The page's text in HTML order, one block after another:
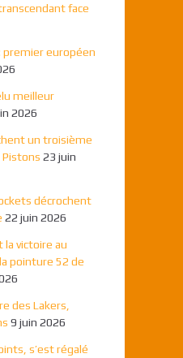
face
premier européen
meilleur
2026
un troisième
Pistons 23 juin
décrochent
22 juin 2026
la victoire au
pointure 52 de
des Lakers,
9 juin 2026
s’est régalé